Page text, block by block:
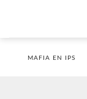
MAFIA EN IPS